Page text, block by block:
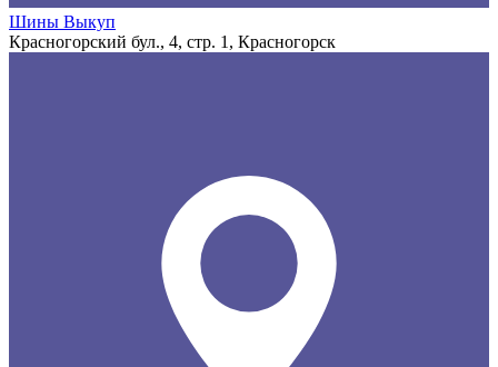
Шины Выкуп
Красногорский бул., 4, стр. 1, Красногорск